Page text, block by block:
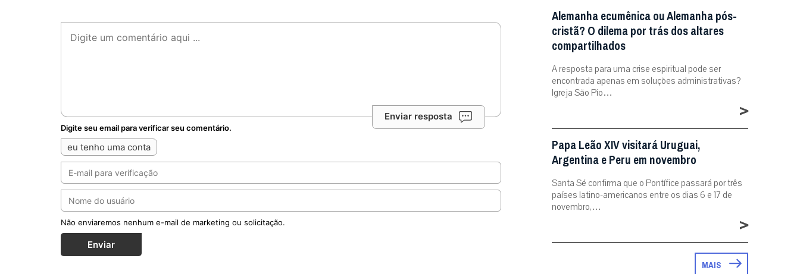
Facebook
TwitterWhatsApp
Email
Enviar resposta
Digite seu email para verificar seu comentário.
eu tenho uma conta
Alemanha ecumênica ou Alemanha pós-
cristã? O dilema por trás dos altares
compartilhados
A resposta para uma crise espiritual pode ser
encontrada apenas em soluções administrativas?
Igreja São Pio…
>
Papa Leão XIV visitará Uruguai,
Argentina e Peru em novembro
Santa Sé confirma que o Pontífice passará por três
países latino-americanos entre os dias 6 e 17 de
novembro,…
>
MAIS